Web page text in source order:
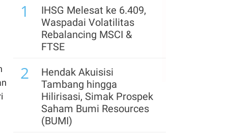
1
IHSG Melesat ke 6.409,
Waspadai Volatilitas
Rebalancing MSCI &
FTSE
2
Hendak Akuisisi
Tambang hingga
Hilirisasi, Simak Prospek
Saham Bumi Resources
(BUMI)